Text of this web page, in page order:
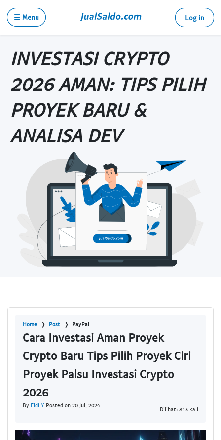
☰ Menu Log in
INVESTASI CRYPTO
2026 AMAN: TIPS PILIH
PROYEK BARU &
ANALISA DEV
Home Post PayPal
Cara Investasi Aman Proyek
Crypto Baru Tips Pilih Proyek Ciri
Proyek Palsu Investasi Crypto
2026
By Eldi Y Posted on 20 Jul, 2024
Dilihat: 813 kali